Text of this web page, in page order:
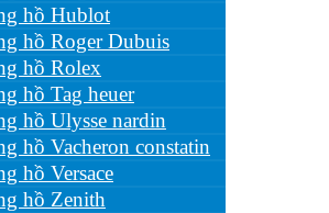
hồ Hublot
hồ Roger Dubuis
hồ Rolex
hồ Tag heuer
hồ Ulysse nardin
hồ Vacheron constatin
hồ Versace
hồ Zenith